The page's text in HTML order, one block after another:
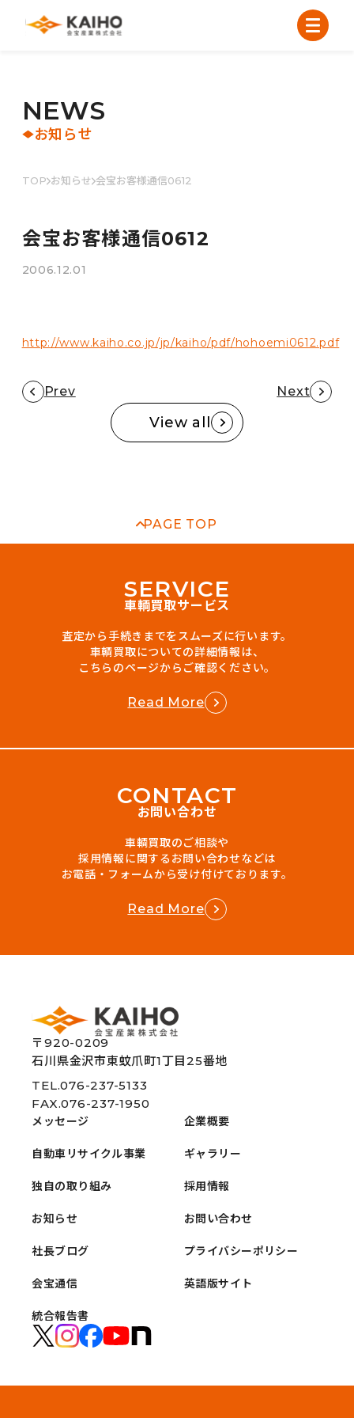
NEWS
お知らせ
TOP お知らせ 会宝お客様通信0612
会宝お客様通信0612
2006.12.01
http://www.kaiho.co.jp/jp/kaiho/pdf/hohoemi0612.pdf
Prev Next
View all
PAGE TOP
SERVICE
車輌買取サービス
査定から手続きまでをスムーズに行います。
車輌買取についての詳細情報は、
こちらのページからご確認ください。
Read More
CONTACT
お問い合わせ
車輌買取のご相談や
採用情報に関するお問い合わせなどは
お電話・フォームから受け付けております。
Read More
〒920-0209
石川県金沢市東蚊爪町1丁目25番地
TEL.076-237-5133
FAX.076-237-1950
メッセージ
自動車リサイクル事業
独自の取り組み
お知らせ
社長ブログ
会宝通信
統合報告書
企業概要
ギャラリー
採用情報
お問い合わせ
プライバシーポリシー
英語版サイト